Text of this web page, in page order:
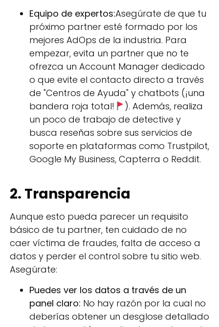
Equipo de expertos:Asegúrate de que tu
próximo partner esté formado por los
mejores AdOps de la industria. Para
empezar, evita un partner que no te
ofrezca un Account Manager dedicado
o que evite el contacto directo a través
de "Centros de Ayuda" y chatbots (¡una
bandera roja total!
). Además, realiza
un poco de trabajo de detective y
busca reseñas sobre sus servicios de
soporte en plataformas como Trustpilot,
Google My Business, Capterra o Reddit.
2. Transparencia
Aunque esto pueda parecer un requisito
básico de tu partner, ten cuidado de no
caer víctima de fraudes, falta de acceso a
datos y perder el control sobre tu sitio web.
Asegúrate:
Puedes ver los datos a través de un
panel claro: No hay razón por la cual no
deberías obtener un desglose detallado